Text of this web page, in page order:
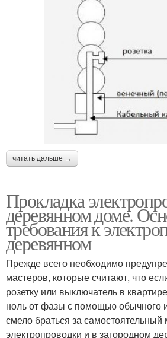
читать дальше →
Прокладка
деревянном доме.
требования к
деревянном
Прежде всего необходимо
мастеров, которые считают, что
розетку или выключатель в
ноль от фазы с помощью обычного
смело браться за
электропроводки и в загородном